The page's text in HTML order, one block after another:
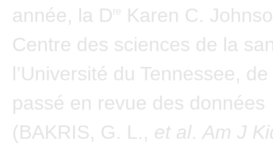
année, la Dre
Karen C.
Centre des sciences de la
l’Université du Tennessee,
passé en revue des données
(BAKRIS, G. L., et al. Am J